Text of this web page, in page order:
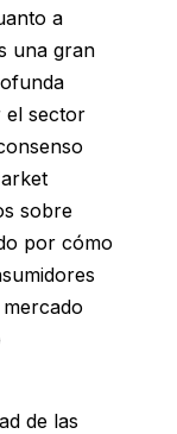
a
una gran
el sector
sobre
por cómo
de las